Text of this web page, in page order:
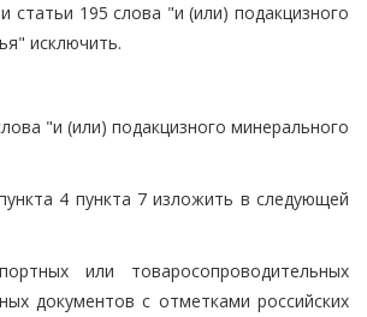
статьи 195 слова "и (или) подакцизного
исключить.
"и (или) подакцизного минерального
4 пункта 7 изложить в следующей
или товаросопроводительных
документов с отметками российских